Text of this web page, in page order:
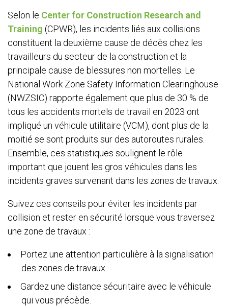
Selon le Center for Construction Research and
Training (CPWR), les incidents liés aux collisions
constituent la deuxième cause de décès chez les
travailleurs du secteur de la construction et la
principale cause de blessures non mortelles. Le
National Work Zone Safety Information Clearinghouse
(NWZSIC) rapporte également que plus de 30 % de
tous les accidents mortels de travail en 2023 ont
impliqué un véhicule utilitaire (VCM), dont plus de la
moitié se sont produits sur des autoroutes rurales.
Ensemble, ces statistiques soulignent le rôle
important que jouent les gros véhicules dans les
incidents graves survenant dans les zones de travaux.
Suivez ces conseils pour éviter les incidents par
collision et rester en sécurité lorsque vous traversez
une zone de travaux :
Portez une attention particulière à la signalisation
des zones de travaux.
Gardez une distance sécuritaire avec le véhicule
qui vous précède.